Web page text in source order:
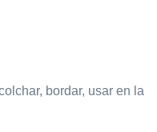
bordar, usar en la